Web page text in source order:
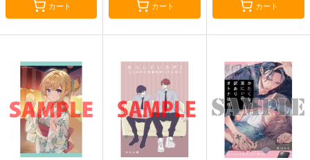
カート カート カート